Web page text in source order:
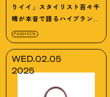
りイイ」スタイリスト百々千
晴が本音で語るハイブランド
の欲しいもの16選
FASHION
WED.02.05
2025